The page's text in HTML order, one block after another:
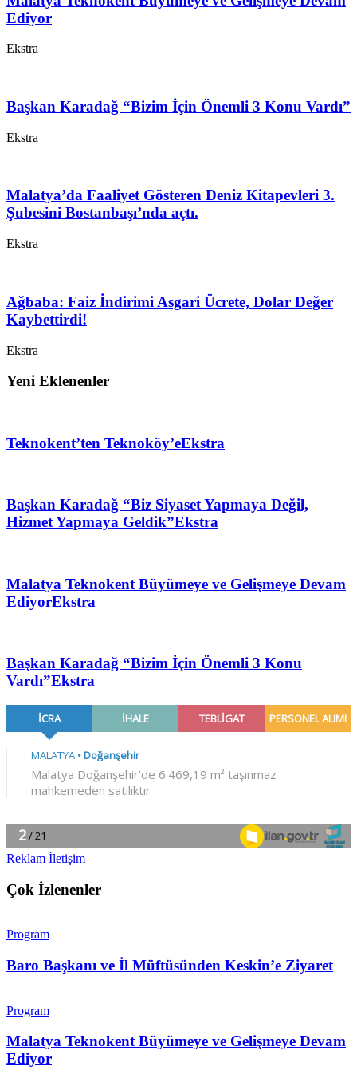
Ediyor
Ekstra
Başkan Karadağ “Bizim İçin Önemli 3 Konu Vardı”
Ekstra
Malatya’da Faaliyet Gösteren Deniz Kitapevleri 3.
Şubesini Bostanbaşı’nda açtı.
Ekstra
Ağbaba: Faiz İndirimi Asgari Ücrete, Dolar Değer
Kaybettirdi!
Ekstra
Yeni Eklenenler
Teknokent’ten Teknoköy’eEkstra
Başkan Karadağ “Biz Siyaset Yapmaya Değil,
Hizmet Yapmaya Geldik”Ekstra
Malatya Teknokent Büyümeye ve Gelişmeye Devam
EdiyorEkstra
Başkan Karadağ “Bizim İçin Önemli 3 Konu
Vardı”Ekstra
Reklam İletişim
Çok İzlenenler
Program
Baro Başkanı ve İl Müftüsünden Keskin’e Ziyaret
Program
Malatya Teknokent Büyümeye ve Gelişmeye Devam
Ediyor